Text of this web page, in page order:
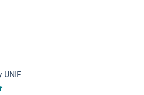
UNIF